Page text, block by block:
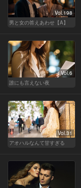
Vol.198
男と女の答えあわせ【A】
Vol.6
誰にも言えない夜
Vol.31
アオハルなんて甘すぎる